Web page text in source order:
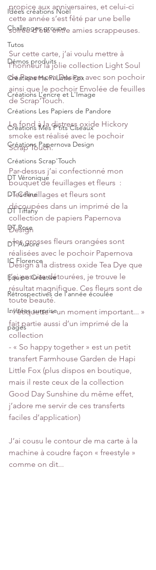
Idées créations Noël
Challenges groupe
Tutos
Démos produits
Créations Ha.Pi Little Fox
Créations L’encre et L'Image
Créations Les Papiers de Pandore
Créations Mes P’tits Ciseaux
Créations Papernova Design
Créations Scrap'Touch
DT Véronique
DT Céline
DT Tiffany
DT Rose
DT Aurore
IC Florence
Equipe Créative
Rétrospectives de l’année écoulée
Invitées surprise
pages
propice aux anniversaires, et celui-ci
cette année s’est fêté par une belle
soirée d'été entre amies scrappeuses.
Sur cette carte, j’ai voulu mettre à
l’honneur la jolie collection Light Soul
de Papernova Design avec son pochoir
ainsi que le pochoir Envolée de feuilles
de Scrap’Touch.
Le fond à la distress oxide Hickory
smoke est réalisé avec le pochoir
Scrap’Touch.
Par-dessus j’ai confectionné mon
bouquet de feuillages et fleurs  :
- les feuillages et fleurs sont
découpées dans un imprimé de la
collection de papiers Papernova
Design
- les grosses fleurs orangées sont
réalisées avec le pochoir Papernova
Design à la distress oxide Tea Dye que
j’ai ensuite détourées, je trouve le
résultat magnifique. Ces fleurs sont de
toute beauté.
- l’étiquette « un moment important... »
fait partie aussi d’un imprimé de la
collection
- « So happy together » est un petit
transfert Farmhouse Garden de Hapi
Little Fox (plus dispos en boutique,
mais il reste ceux de la collection
Good Day Sunshine du même effet,
j’adore me servir de ces transferts
faciles d’application)
J’ai cousu le contour de ma carte à la
machine à coudre façon « freestyle »
comme on dit...